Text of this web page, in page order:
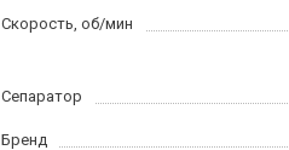
Скорость, об/мин
Сепаратор
Бренд